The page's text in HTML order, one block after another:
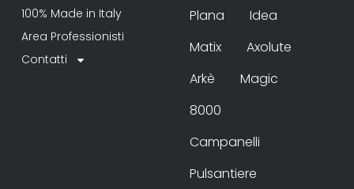
100% Made in Italy
Area Professionisti
Contatti
Plana
Idea
Matix
Axolute
Arkè
Magic
8000
Campanelli
Pulsantiere